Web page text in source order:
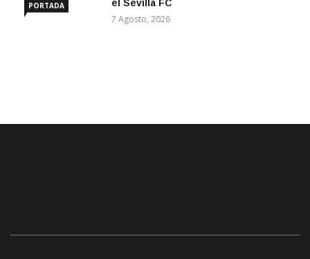
PORTADA
el Sevilla FC
7 Agosto, 2026